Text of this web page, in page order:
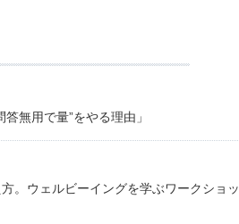
無用で量”をやる理由」
。ウェルビーイングを学ぶワークショッ